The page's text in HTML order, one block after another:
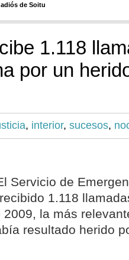
de Soitu
1.118
por un
, interior, sucesos,
Servicio de
1.118
2009, la más
resultado herido